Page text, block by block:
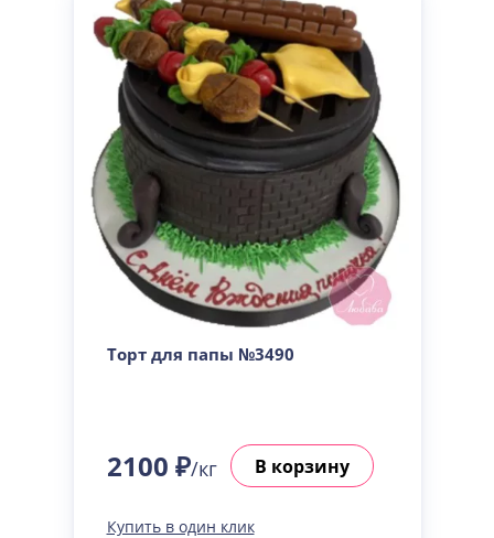
Торт для папы №3490
2100 ₽/кг В корзину
Купить в один клик